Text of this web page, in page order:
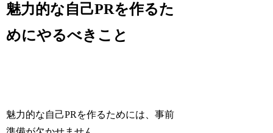
魅力的な自己PRを作るた
めにやるべきこと
魅力的な自己PRを作るためには、事前